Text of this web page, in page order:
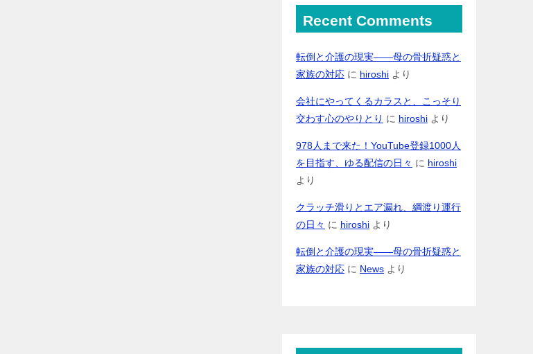
Recent Comments
転倒と介護の現実――母の骨折疑惑と
家族の対応 に hiroshi より
会社にやってくるカラスと、こっそり
交わす心のやりとり に hiroshi より
978人まで来た！YouTube登録1000人
を目指す、ゆる配信の日々 に hiroshi
より
クラッチ滑りとエア漏れ、綱渡り運行
の日々 に hiroshi より
転倒と介護の現実――母の骨折疑惑と
家族の対応 に News より